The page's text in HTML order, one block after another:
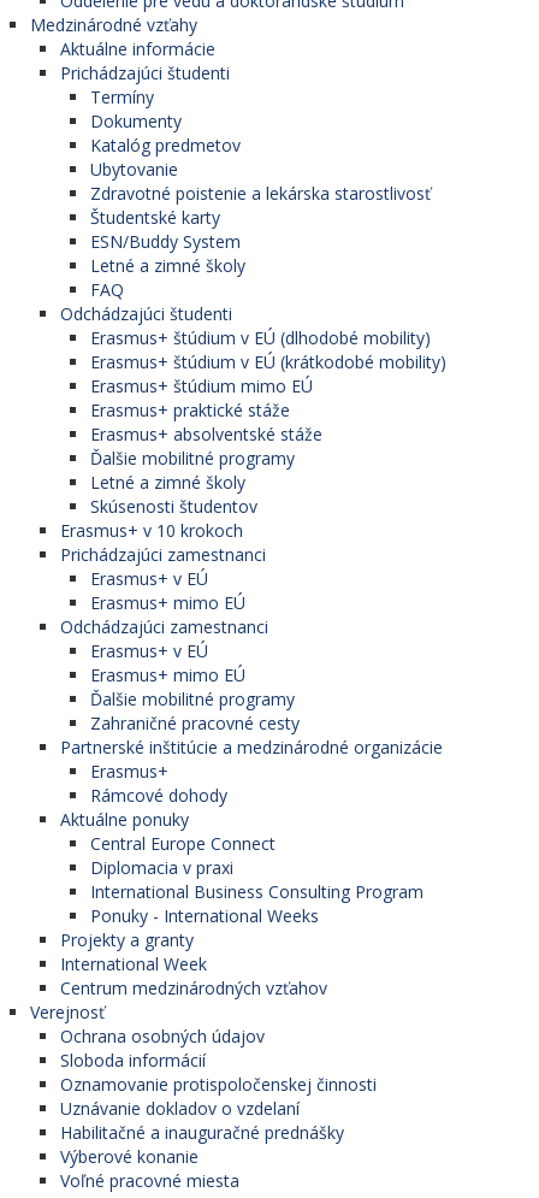
Medzinárodné vzťahy
Aktuálne informácie
Prichádzajúci študenti
Termíny
Dokumenty
Katalóg predmetov
Ubytovanie
Zdravotné poistenie a lekárska starostlivosť
Študentské karty
ESN/Buddy System
Letné a zimné školy
FAQ
Odchádzajúci študenti
Erasmus+ štúdium v EÚ (dlhodobé mobility)
Erasmus+ štúdium v EÚ (krátkodobé mobility)
Erasmus+ štúdium mimo EÚ
Erasmus+ praktické stáže
Erasmus+ absolventské stáže
Ďalšie mobilitné programy
Letné a zimné školy
Skúsenosti študentov
Erasmus+ v 10 krokoch
Prichádzajúci zamestnanci
Erasmus+ v EÚ
Erasmus+ mimo EÚ
Odchádzajúci zamestnanci
Erasmus+ v EÚ
Erasmus+ mimo EÚ
Ďalšie mobilitné programy
Zahraničné pracovné cesty
Partnerské inštitúcie a medzinárodné organizácie
Erasmus+
Rámcové dohody
Aktuálne ponuky
Central Europe Connect
Diplomacia v praxi
International Business Consulting Program
Ponuky - International Weeks
Projekty a granty
International Week
Centrum medzinárodných vzťahov
Verejnosť
Ochrana osobných údajov
Sloboda informácií
Oznamovanie protispoločenskej činnosti
Uznávanie dokladov o vzdelaní
Habilitačné a inauguračné prednášky
Výberové konanie
Voľné pracovné miesta